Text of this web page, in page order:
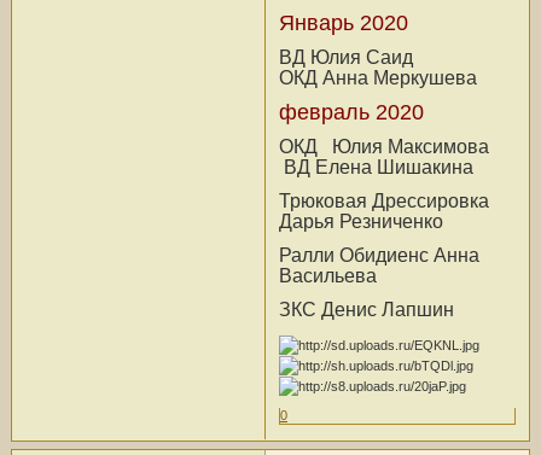
Январь 2020
ВД Юлия Саид
ОКД Анна Меркушева
февраль 2020
ОКД Юлия Максимова
ВД Елена Шишакина
Трюковая Дрессировка
Дарья Резниченко
Ралли Обидиенс Анна
Васильева
ЗКС Денис Лапшин
0